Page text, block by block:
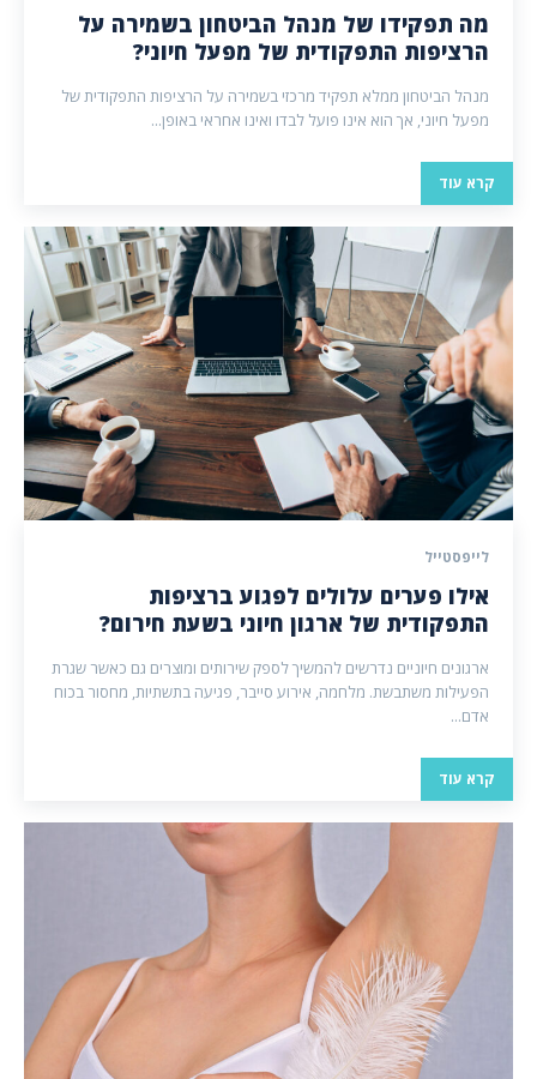
מה תפקידו של מנהל הביטחון בשמירה על
הרציפות התפקודית של מפעל חיוני?
מנהל הביטחון ממלא תפקיד מרכזי בשמירה על הרציפות התפקודית של
מפעל חיוני, אך הוא אינו פועל לבדו ואינו אחראי באופן...
קרא עוד
לייפסטייל
אילו פערים עלולים לפגוע ברציפות
התפקודית של ארגון חיוני בשעת חירום?
ארגונים חיוניים נדרשים להמשיך לספק שירותים ומוצרים גם כאשר שגרת
הפעילות משתבשת. מלחמה, אירוע סייבר, פגיעה בתשתיות, מחסור בכוח
אדם...
קרא עוד